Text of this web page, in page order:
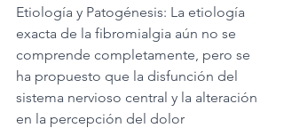
Etiología y Patogénesis: La etiología
exacta de la fibromialgia aún no se
comprende completamente, pero se
ha propuesto que la disfunción del
sistema nervioso central y la alteración
en la percepción del dolor